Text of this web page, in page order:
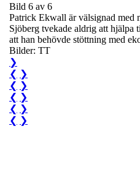
Bild 6 av 6
Patrick Ekwall är välsignad med
Sjöberg tvekade aldrig att hjälpa
att han behövde stöttning med
Bilder: TT
❯
❮ ❯
❮ ❯
❮ ❯
❮ ❯
❮ ❯